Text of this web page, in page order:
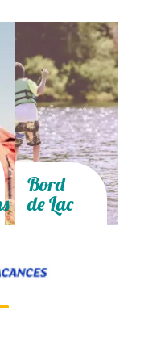
Bord
de Lac